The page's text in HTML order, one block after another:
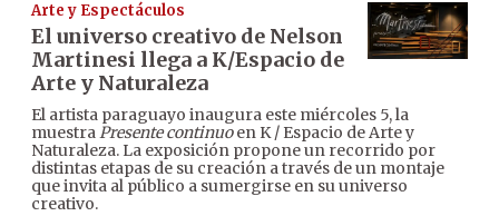
Arte y Espectáculos
El universo creativo de Nelson
Martinesi llega a K/Espacio de
Arte y Naturaleza
El artista paraguayo inaugura este miércoles 5, la
muestraPresente continuoen K / Espacio de Arte y
Naturaleza. La exposición propone un recorrido por
distintas etapas de su creación a través de un montaje
que invita al público a sumergirse en su universo
creativo.